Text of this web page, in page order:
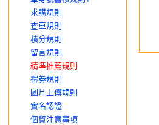
求購規則
查車規則
積分規則
留言規則
精準推薦規則
禮券規則
圖片上傳規則
實名認證
個資注意事項